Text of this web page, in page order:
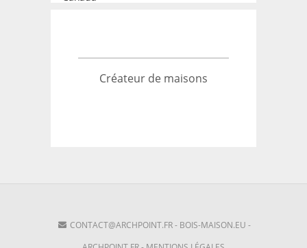
Créateur de maisons
CONTACT@ARCHPOINT.FR- BOIS-MAISON.EU -